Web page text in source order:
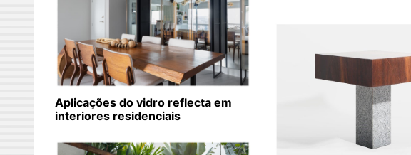
Aplicações do vidro reflecta em
interiores residenciais